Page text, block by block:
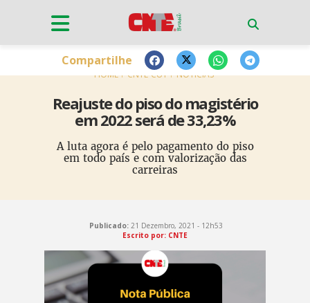
HOME CNTE-CUT NOTÍCIAS
Reajuste do piso do magistério
em 2022 será de 33,23%
A luta agora é pelo pagamento do piso
em todo país e com valorização das
carreiras
Compartilhe
Publicado: 21 Dezembro, 2021 - 12h53
Escrito por: CNTE